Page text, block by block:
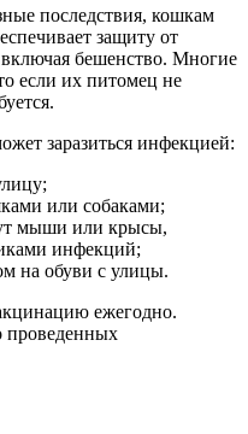
последствия, кошкам
защиту от
бешенство. Многие
если их питомец не
заразиться инфекцией:
или собаками;
мыши или крысы,
инфекций;
на обуви с улицы.
ежегодно.
проведенных